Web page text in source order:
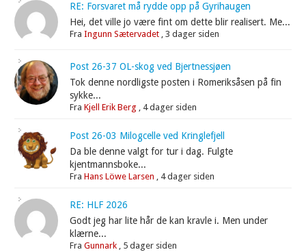
RE: Forsvaret må rydde opp på Gyrihaugen
Hei, det ville jo være fint om dette blir realisert. Me...
FraIngunn Sætervadet ,3 dager siden
Post 26-37 OL-skog ved Bjertnessjøen
Tok denne nordligste posten i Romeriksåsen på fin
sykke...
FraKjell Erik Berg , 4 dager siden
Post 26-03 Milogcelle ved Kringlefjell
Da ble denne valgt for tur i dag. Fulgte
kjentmannsboke...
FraHans Löwe Larsen , 4 dager siden
RE: HLF 2026
Godt jeg har lite hår de kan kravle i. Men under
klærne...
FraGunnark , 5 dager siden